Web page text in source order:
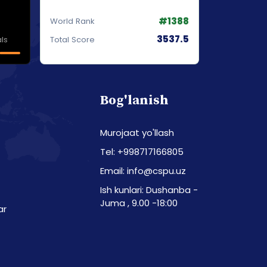
World Rank #1388
Total Score 3537.5
Bog'lanish
Murojaat yo'llash
Tel: +998717166805
Email: info@cspu.uz
Ish kunlari: Dushanba -
Juma , 9.00 -18:00